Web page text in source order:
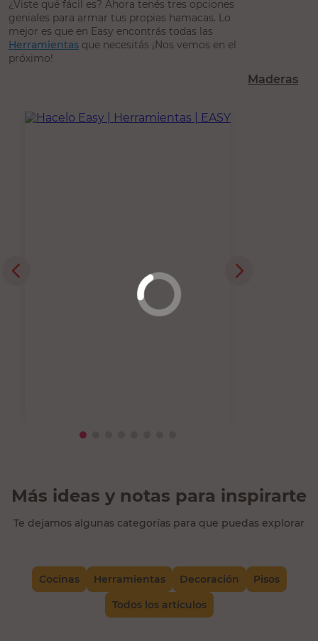
¿Viste qué fácil es? Ahora tenés tres opciones
geniales para armar tus propias hamacas. Lo
mejor es que en Easy encontrás todas las
Herramientas que necesitás ¡Nos vemos en el
próximo!
Maderas
Más ideas y notas para inspirarte
Te dejamos algunas categorías para que puedas explorar
Cocinas Herramientas Decoración
Pisos
Todos los artículos